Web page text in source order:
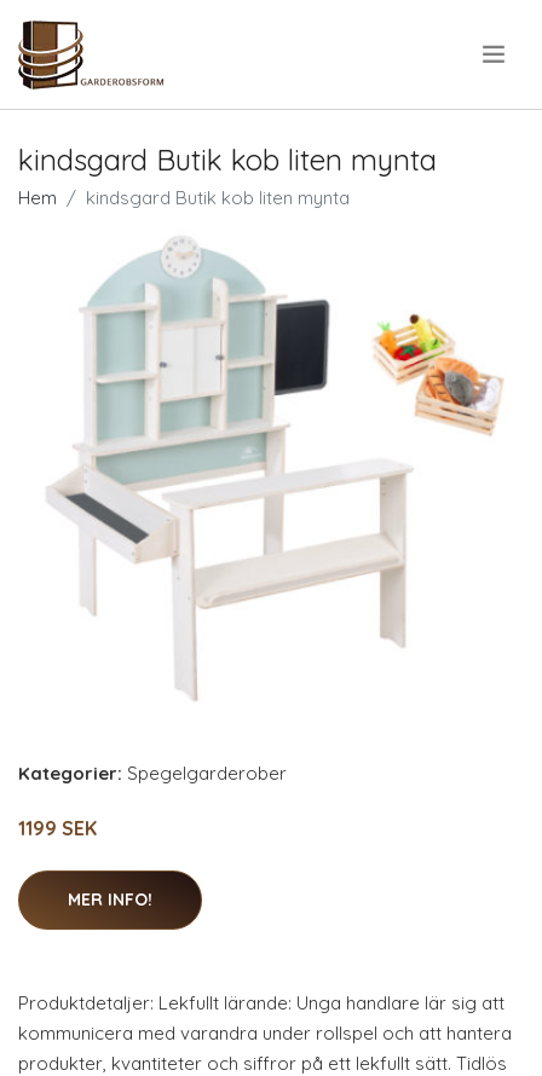
kindsgard Butik kob liten mynta
Hem kindsgard Butik kob liten mynta
Kategorier: Spegelgarderober
1199 SEK
MER INFO!
Produktdetaljer: Lekfullt lärande: Unga handlare lär sig att
kommunicera med varandra under rollspel och att hantera
produkter, kvantiteter och siffror på ett lekfullt sätt. Tidlös